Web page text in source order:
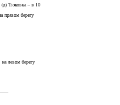
(д) Тюковка – в 10
правом берегу
левом берегу